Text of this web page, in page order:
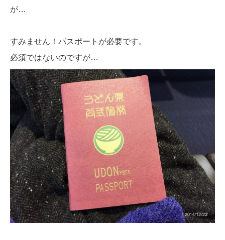
が…
すみません！パスポートが必要です。
必須ではないのですが…